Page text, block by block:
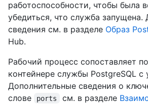
работоспособности, чтобы была
убедиться, что служба запущена.
сведения см. в разделе Образ
Hub.
Рабочий процесс сопоставляет
контейнере службы PostgreSQL с
Дополнительные сведения о
слове
ports см. в разделе